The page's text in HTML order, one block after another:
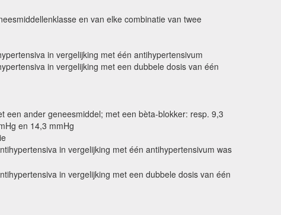
en van elke combinatie van twee
in vergelijking met één antihypertensivum
in vergelijking met een dubbele dosis van één
een ander geneesmiddel; met een bèta-blokker: resp. 9,3
en 14,3 mmHg
in vergelijking met één antihypertensivum was
in vergelijking met een dubbele dosis van één